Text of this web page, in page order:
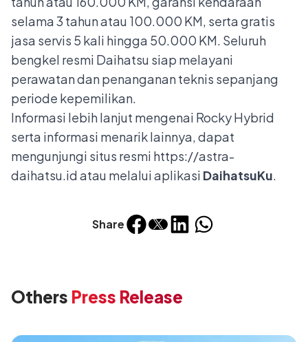
Share
selama 3 tahun atau 100.000 KM, serta gratis
jasa servis 5 kali hingga 50.000 KM. Seluruh
bengkel resmi Daihatsu siap melayani
perawatan dan penanganan teknis sepanjang
periode kepemilikan.
Informasi lebih lanjut mengenai Rocky Hybrid
serta informasi menarik lainnya, dapat
mengunjungi situs resmi https://astra-
daihatsu.idatau melalui aplikasi DaihatsuKu.
Others Press Release